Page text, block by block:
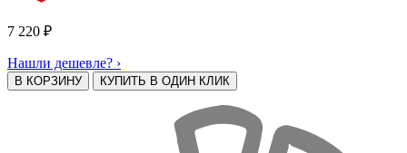
7 220 ₽
Нашли дешевле? ›
В КОРЗИНУ КУПИТЬ В ОДИН КЛИК